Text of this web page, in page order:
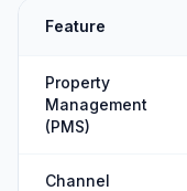
Feature
Property
Management
(PMS)
Channel